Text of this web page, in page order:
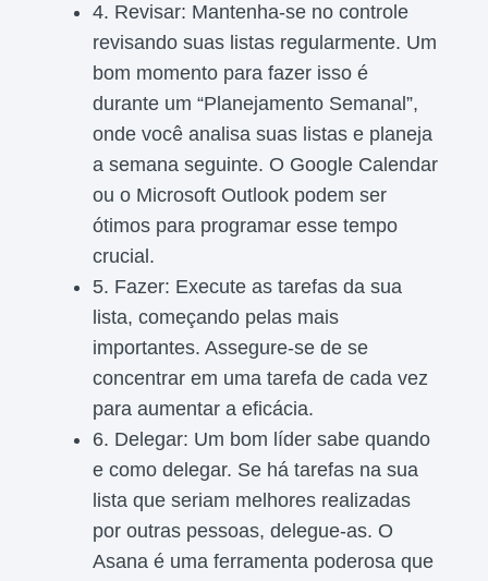
4. Revisar: Mantenha-se no controle
revisando suas listas regularmente. Um
bom momento para fazer isso é
durante um “Planejamento Semanal”,
onde você analisa suas listas e planeja
a semana seguinte. O Google Calendar
ou o Microsoft Outlook podem ser
ótimos para programar esse tempo
crucial.
5. Fazer: Execute as tarefas da sua
lista, começando pelas mais
importantes. Assegure-se de se
concentrar em uma tarefa de cada vez
para aumentar a eficácia.
6. Delegar: Um bom líder sabe quando
e como delegar. Se há tarefas na sua
lista que seriam melhores realizadas
por outras pessoas, delegue-as. O
Asana é uma ferramenta poderosa que